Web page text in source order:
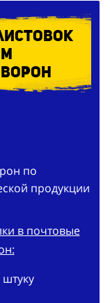
продукции
в почтовые
штуку